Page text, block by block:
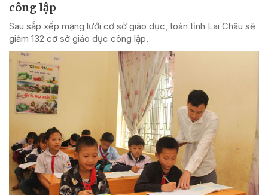
công lập
Sau sắp xếp mạng lưới cơ sở giáo dục, toàn tỉnh Lai Châu sẽ
giảm 132 cơ sở giáo dục công lập.